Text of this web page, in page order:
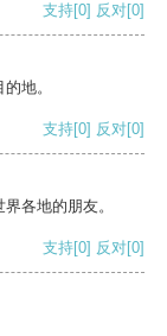
支持[0] 反对[0]
地。
支持[0] 反对[0]
各地的朋友。
支持[0] 反对[0]